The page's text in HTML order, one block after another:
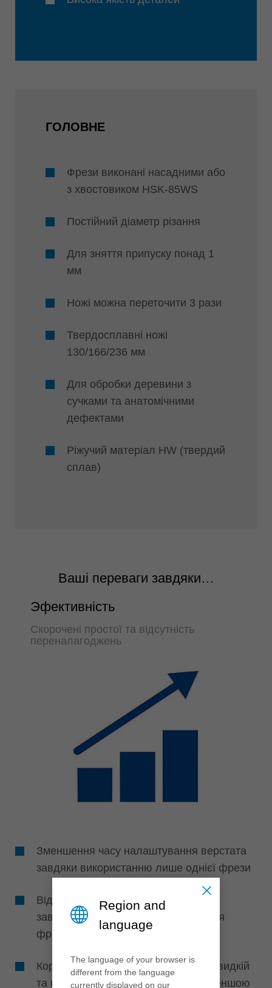
ГОЛОВНЕ
Фрези виконані насадними або
з хвостовиком HSK-85WS
Постійний діаметр різання
Для зняття припуску понад 1
мм
Ножі можна переточити 3 рази
Твердосплавні ножі
130/166/236 мм
Для обробки деревини з
сучками та анатомічними
дефектами
Ріжучий матеріал HW (твердий
сплав)
Ваші переваги завдяки…
Эфективність
Скорочені простої та відсутність
переналагоджень
Зменшення часу налаштування верстата
завдяки використанню лише однієї фрези
Відсутність налаштування верстата
завдяки постійності діаметра різання
фрези
Короткі простої верстата завдяки швидкій
та простій заміні ножів у зв’язку з меншою
Region and
language
The language of your browser is
different from the language
currently displayed on our